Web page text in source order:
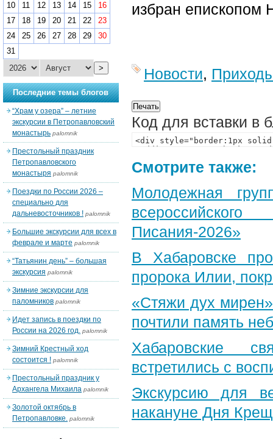
избран епископом
Новости,
Код для вставки в
Смотрите также:
Молодежная
Писания-2026»
В Хабаровске
пророка Илии,
«Стяжи дух
почтили память
Хабаровские
встретились с
Экскурсию для
накануне Дня
10
11 12 13 14 15
16
17
18 19 20 21 22
23
24
25 26 27 28 29
30
31
>
Последние темы блогов
“Храм у озера” – летние
экскурсии в Петропавловский
монастырь palomnik
Престольный праздник
Петропавловского
монастыря palomnik
Поездки по России 2026 –
специально для
дальневосточников ! palomnik
Большие экскурсии для всех в
феврале и марте palomnik
“Татьянин день” – большая
экскурсия palomnik
Зимние экскурсии для
паломников palomnik
Идет запись в поездки по
России на 2026 год. palomnik
Зимний Крестный ход
состоится ! palomnik
Престольный праздник у
Архангела Михаила palomnik
Золотой октябрь в
Петропавловке. palomnik